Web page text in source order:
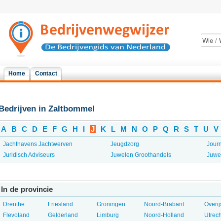
Home Contact
in Zaltbommel
A B C D E F G H I J K L M N O P Q R S T U V
Jachthavens Jachtwerven
Juridisch Adviseurs
Jeugdzorg
Juwelen Groothandels
In de provincie
Drenthe
Flevoland
Friesland
Gelderland
Groningen
Limburg
Noord-Brabant
Noord-Holland